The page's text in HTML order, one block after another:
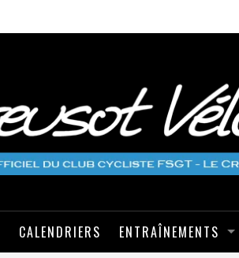
CALENDRIERS ENTRAÎNEMENTS